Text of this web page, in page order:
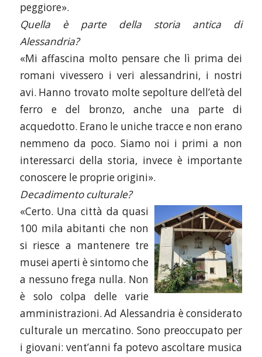
peggiore».
Quella è parte della storia antica di
Alessandria?
«Mi affascina molto pensare che lì prima dei
romani vivessero i veri alessandrini, i nostri
avi. Hanno trovato molte sepolture dell’età del
ferro e del bronzo, anche una parte di
acquedotto. Erano le uniche tracce e non erano
nemmeno da poco. Siamo noi i primi a non
interessarci della storia, invece è importante
conoscere le proprie origini».
Decadimento culturale?
«Certo. Una città da quasi
100 mila abitanti che non
si riesce a mantenere tre
musei aperti è sintomo che
a nessuno frega nulla. Non
è solo colpa delle varie
amministrazioni. Ad Alessandria è considerato
culturale un mercatino. Sono preoccupato per
i giovani: vent’anni fa potevo ascoltare musica